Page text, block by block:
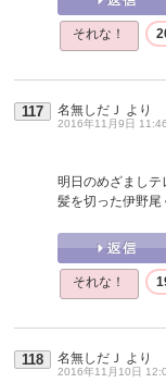
それな！
117 名無しだＪ より
2016年11月9日
明日のめざましテ
髪を切った伊野尾
それな！
118 名無しだＪ より
2016年11月10日